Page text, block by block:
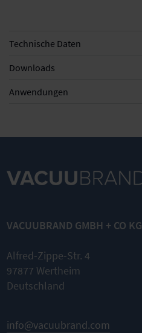
Technische Daten
Downloads
Anwendungen
VACUUBRAND GMBH + CO KG
Alfred-Zippe-Str. 4
97877 Wertheim
Deutschland
info@vacuubrand.com